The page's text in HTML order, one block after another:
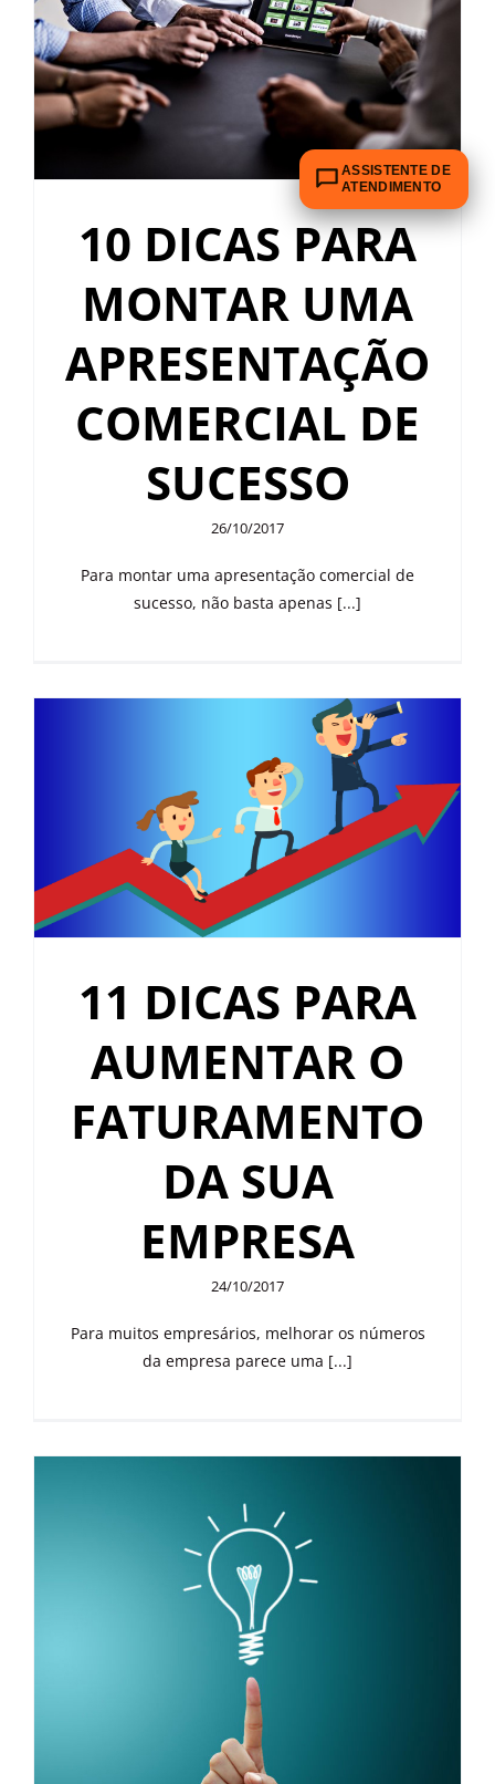
10 DICAS PARA
MONTAR UMA
APRESENTAÇÃO
COMERCIAL DE
SUCESSO
26/10/2017
Para montar uma apresentação comercial de
sucesso, não basta apenas [...]
11 DICAS PARA
AUMENTAR O
FATURAMENTO
DA SUA
EMPRESA
24/10/2017
Para muitos empresários, melhorar os números
da empresa parece uma [...]
ASSISTENTE DE
ATENDIMENTO